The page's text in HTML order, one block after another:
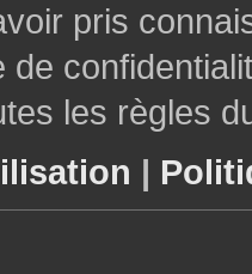
pris
de
les règles
|